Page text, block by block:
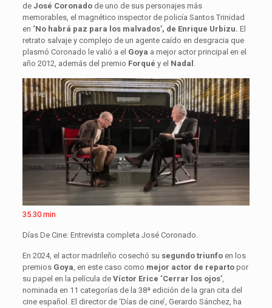
de José Coronadode uno de sus personajes más
memorables, el magnético inspector de policía Santos Trinidad
en ‘No habrá paz para los malvados’, de Enrique Urbizu. El
retrato salvaje y complejo de un agente caído en desgracia que
plasmó Coronado le valió a el Goya a mejor actor principal en el
año 2012, además del premio Forqué y el Nadal
35.30 min
Días De Cine: Entrevista completa José Coronado.
En 2024, el actor madrileño cosechó su segundo triunfoen los
premios Goya, en este caso como mejor actor de repartopor
su papel en la película de Víctor Erice ‘Cerrar los ojos’,
nominada en 11 categorías de la 38ª edición de la gran cita del
cine español. El director de ‘Días de cine’, Gerardo Sánchez, ha